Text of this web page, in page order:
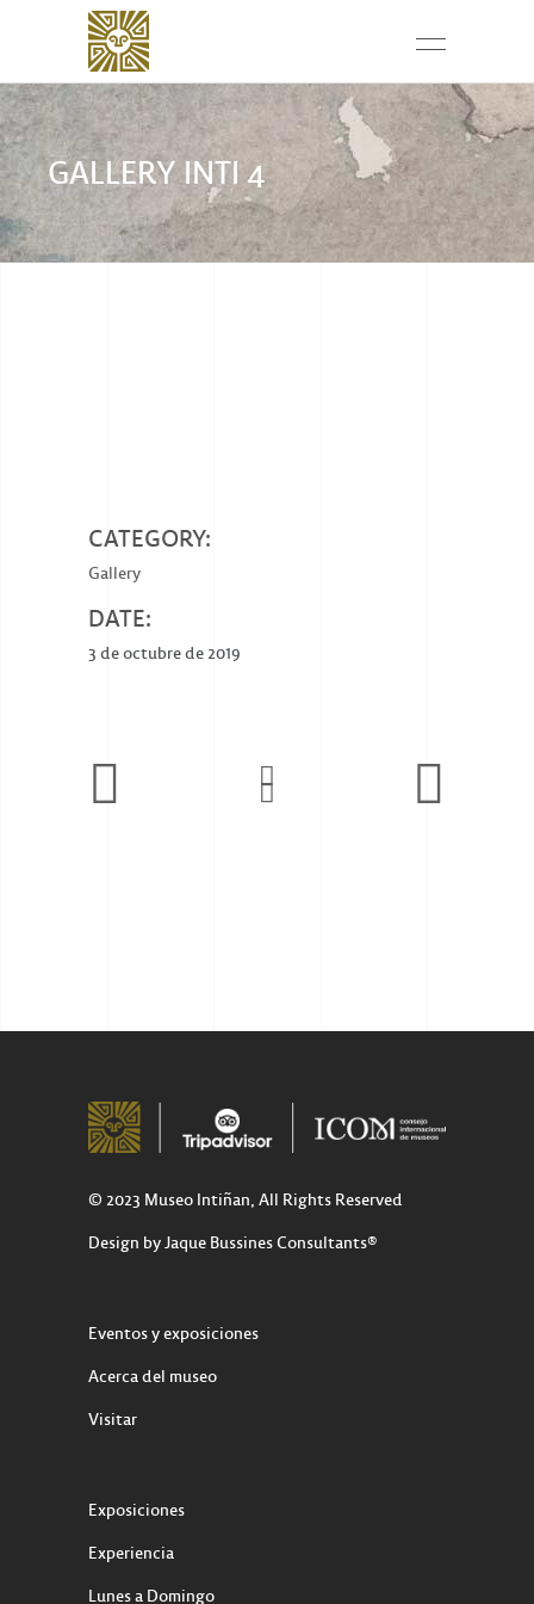
GALLERY INTI 4
CATEGORY:
Gallery
DATE:
3 de octubre de 2019
© 2023 Museo Intiñan, All Rights Reserved
Design by Jaque Bussines Consultants®
Eventos y exposiciones
Acerca del museo
Visitar
Exposiciones
Experiencia
Lunes a Domingo